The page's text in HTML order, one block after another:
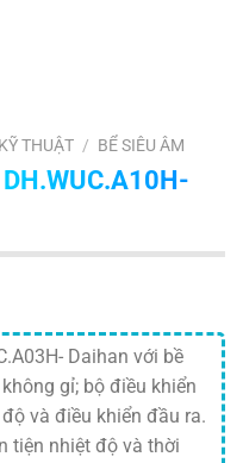
THUẬT / BỂ SIÊU ÂM
Daihan với bề
gỉ; bộ điều khiển
và điều khiển đầu ra.
tiện nhiệt độ và thời